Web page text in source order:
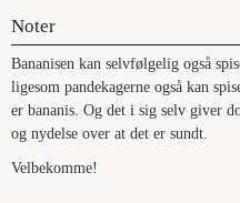
Noter
Bananisen kan selvfølgelig også
ligesom pandekagerne også kan
er bananis. Og det i sig selv giver
og nydelse over at det er sundt.
Velbekomme!